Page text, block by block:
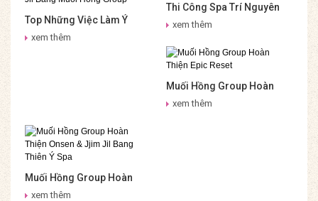
Top Những Việc Làm Ý
Nghĩa Cho Sức Khỏe –
xem thêm
Thi Công Spa Trí Nguyên
Nha Trang – Muối Hồng
xem thêm
Muối Hồng Group Hoàn
Thiện Epic Reset
xem thêm
Muối Hồng Group Hoàn
Thiện Onsen & Jjim Jil
xem thêm